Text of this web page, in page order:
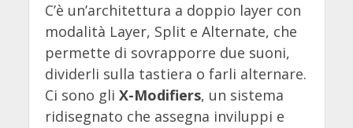
C’è un’architettura a doppio layer con
modalità Layer, Split e Alternate, che
permette di sovrapporre due suoni,
dividerli sulla tastiera o farli alternare.
Ci sono gli X-Modifiers, un sistema
ridisegnato che assegna inviluppi e